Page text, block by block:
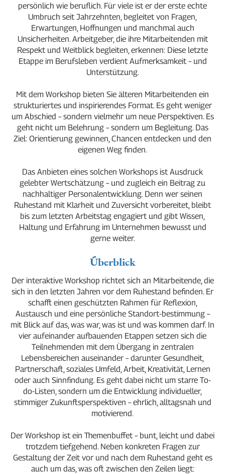
persönlich wie beruflich. Für viele ist er der erste echte
Umbruch seit Jahrzehnten, begleitet von Fragen,
Erwartungen, Hoffnungen und manchmal auch
Unsicherheiten. Arbeitgeber, die ihre Mitarbeitenden mit
Respekt und Weitblick begleiten, erkennen: Diese letzte
Etappe im Berufsleben verdient Aufmerksamkeit – und
Unterstützung.
Mit dem Workshop bieten Sie älteren Mitarbeitenden ein
strukturiertes und inspirierendes Format. Es geht weniger
um Abschied – sondern vielmehr um neue Perspektiven. Es
geht nicht um Belehrung – sondern um Begleitung. Das
Ziel: Orientierung gewinnen, Chancen entdecken und den
eigenen Weg finden.
Das Anbieten eines solchen Workshops ist Ausdruck
gelebter Wertschätzung – und zugleich ein Beitrag zu
nachhaltiger Personalentwicklung. Denn wer seinen
Ruhestand mit Klarheit und Zuversicht vorbereitet, bleibt
bis zum letzten Arbeitstag engagiert und gibt Wissen,
Haltung und Erfahrung im Unternehmen bewusst und
gerne weiter.
Überblick
Der interaktive Workshop richtet sich an Mitarbeitende, die
sich in den letzten Jahren vor dem Ruhestand befinden. Er
schafft einen geschützten Rahmen für Reflexion,
Austausch und eine persönliche Standort-bestimmung –
mit Blick auf das, was war, was ist und was kommen darf. In
vier aufeinander aufbauenden Etappen setzen sich die
Teilnehmenden mit dem Übergang in zentralen
Lebensbereichen auseinander – darunter Gesundheit,
Partnerschaft, soziales Umfeld, Arbeit, Kreativität, Lernen
oder auch Sinnfindung. Es geht dabei nicht um starre To-
do-Listen, sondern um die Entwicklung individueller,
stimmiger Zukunftsperspektiven – ehrlich, alltagsnah und
motivierend.
Der Workshop ist ein Themenbuffet – bunt, leicht und dabei
trotzdem tiefgehend. Neben konkreten Fragen zur
Gestaltung der Zeit vor und nach dem Ruhestand geht es
auch um das, was oft zwischen den Zeilen liegt: